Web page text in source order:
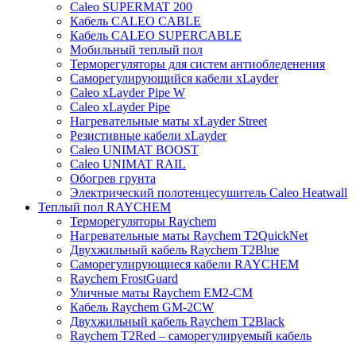
Caleo SUPERMAT 200
Кабель CALEO CABLE
Кабель CALEO SUPERCABLE
Мобильный теплый пол
Терморегуляторы для систем антиобледенения
Саморегулирующийся кабели xLayder
Caleo xLayder Pipe W
Caleo xLayder Pipe
Нагревательные маты xLayder Street
Резистивные кабели xLayder
Caleo UNIMAT BOOST
Caleo UNIMAT RAIL
Обогрев грунта
Электрический полотенцесушитель Caleo Heatwall
Теплый пол RAYCHEM
Терморегуляторы Raychem
Нагревательные маты Raychem T2QuickNet
Двухжильный кабель Raychem T2Blue
Саморегулирующиеся кабели RAYCHEM
Raychem FrostGuard
Уличные маты Raychem EM2-CM
Кабель Raychem GM-2CW
Двухжильный кабель Raychem T2Black
Raychem T2Red – саморегулируемый кабель